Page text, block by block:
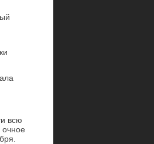
всю
очное